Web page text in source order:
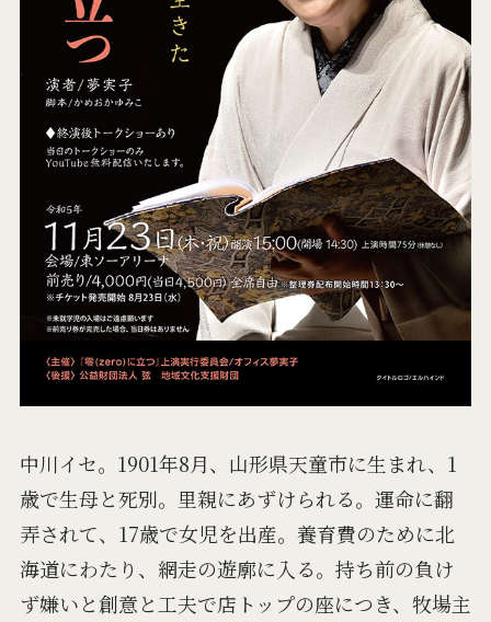
中川イセ。1901年8月、山形県天童市に生まれ、1
歳で生母と死別。里親にあずけられる。運命に翻
弄されて、17歳で女児を出産。養育費のために北
海道にわたり、網走の遊廓に入る。持ち前の負け
ず嫌いと創意と工夫で店トップの座につき、牧場主